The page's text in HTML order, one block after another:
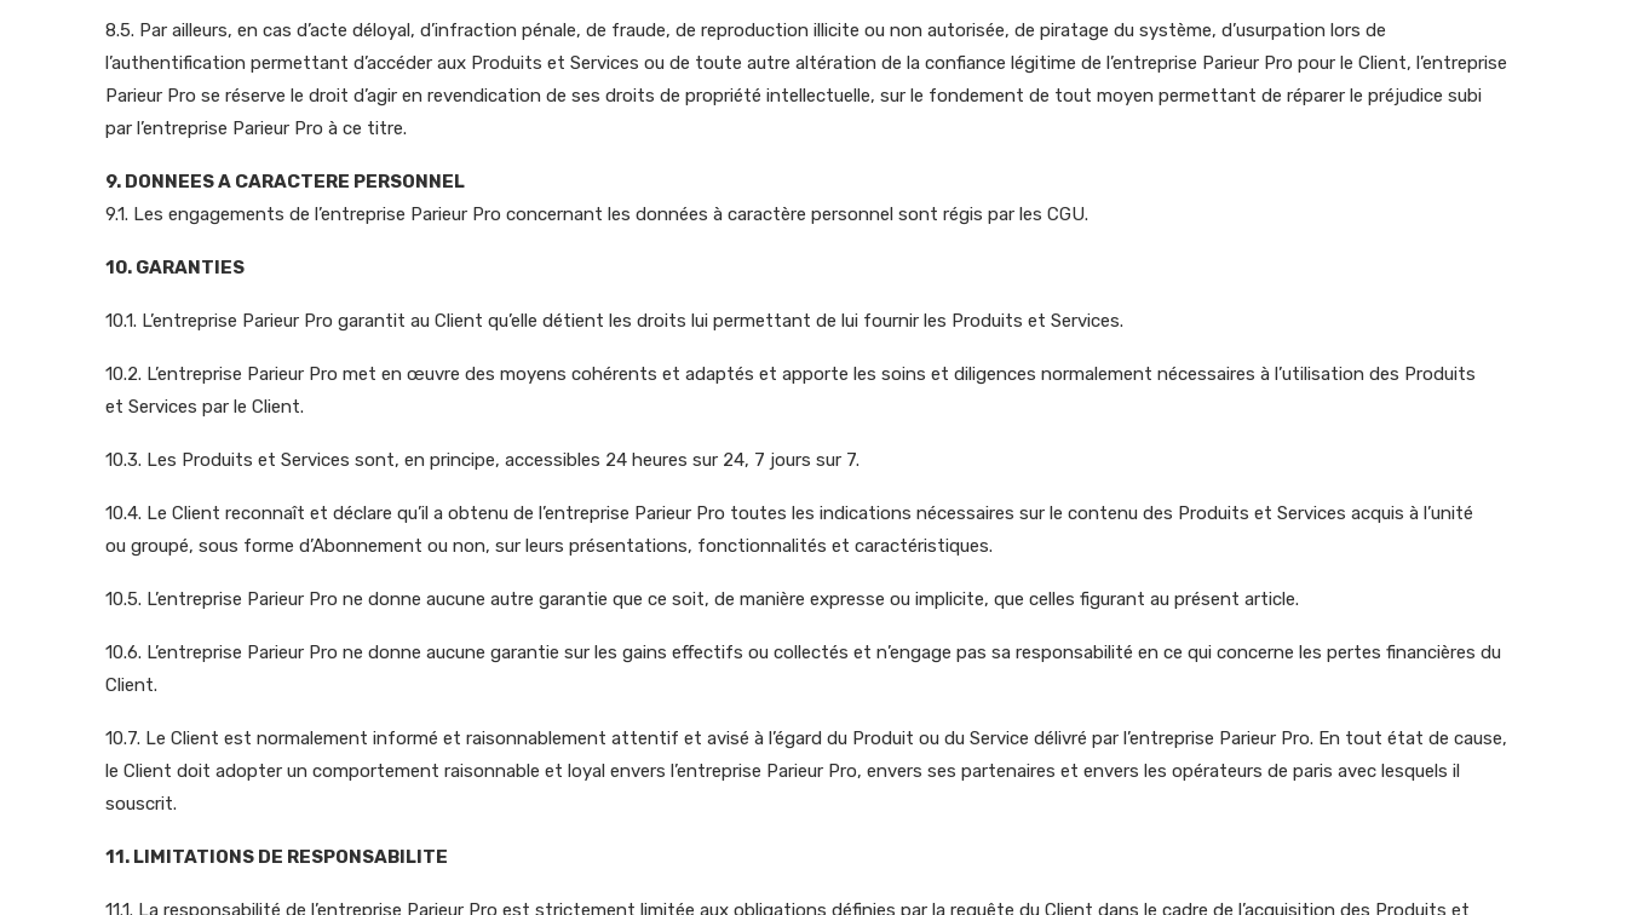
8.5. Par ailleurs, en cas d’acte déloyal, d’infraction pénale, de fraude, de reproduction illicite ou non autorisée, de piratage du système, d’usurpation lors de
l’authentification permettant d’accéder aux Produits et Services ou de toute autre altération de la confiance légitime de l’entreprise Parieur Pro pour le Client, l’entreprise
Parieur Pro se réserve le droit d’agir en revendication de ses droits de propriété intellectuelle, sur le fondement de tout moyen permettant de réparer le préjudice subi
par l’entreprise Parieur Pro à ce titre.
9. DONNEES A CARACTERE PERSONNEL
9.1. Les engagements de l’entreprise Parieur Pro concernant les données à caractère personnel sont régis par les CGU.
10. GARANTIES
10.1. L’entreprise Parieur Pro garantit au Client qu’elle détient les droits lui permettant de lui fournir les Produits et Services.
10.2. L’entreprise Parieur Pro met en œuvre des moyens cohérents et adaptés et apporte les soins et diligences normalement nécessaires à l’utilisation des Produits
et Services par le Client.
10.3. Les Produits et Services sont, en principe, accessibles 24 heures sur 24, 7 jours sur 7.
10.4. Le Client reconnaît et déclare qu’il a obtenu de l’entreprise Parieur Pro toutes les indications nécessaires sur le contenu des Produits et Services acquis à l’unité
ou groupé, sous forme d’Abonnement ou non, sur leurs présentations, fonctionnalités et caractéristiques.
10.5. L’entreprise Parieur Pro ne donne aucune autre garantie que ce soit, de manière expresse ou implicite, que celles figurant au présent article.
10.6. L’entreprise Parieur Pro ne donne aucune garantie sur les gains effectifs ou collectés et n’engage pas sa responsabilité en ce qui concerne les pertes financières du
Client.
10.7. Le Client est normalement informé et raisonnablement attentif et avisé à l’égard du Produit ou du Service délivré par l’entreprise Parieur Pro. En tout état de cause,
le Client doit adopter un comportement raisonnable et loyal envers l’entreprise Parieur Pro, envers ses partenaires et envers les opérateurs de paris avec lesquels il
souscrit.
11. LIMITATIONS DE RESPONSABILITE
11.1. La responsabilité de l’entreprise Parieur Pro est strictement limitée aux obligations définies par la requête du Client dans le cadre de l’acquisition des Produits et